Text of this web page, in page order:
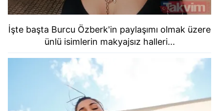
verileriniz işlenmekte olup gerekli olan çerezler bilgi
toplumu hizmetlerinin sunulması amacıyla
kullanılmaktadır. Diğer çerezler, sitemizin daha işlevsel
kılınması ve kişiselleştirilmesi ve sizlere yönelik
reklam/pazarlama faaliyetlerinin yapılması, amaçlarıyla
sınırlı olarak açık rızanız dahilinde kullanılacaktır.
Çerezlere ilişkin tercihlerinizi aşağıda yer alan panel
vasıtasıyla belirleyebilirsiniz. Çerezlere ilişkin detaylı bilgi
İşte başta Burcu Özberk'in paylaşımı olmak üzere
ünlü isimlerin makyajsız halleri...